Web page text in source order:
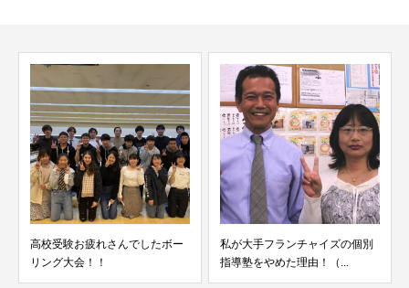
高校受験お疲れさんでしたボー
リング大会！！
私が大手フランチャイズの個別
指導塾をやめた理由！（...